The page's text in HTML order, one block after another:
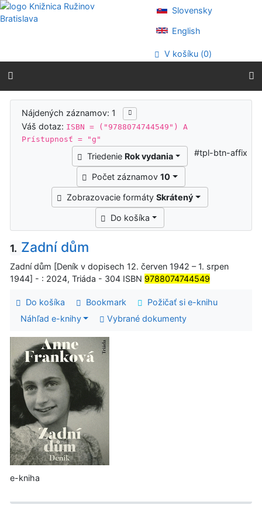
Prejsť na obsah
Prejsť na menu
Prehlásenie o webovej prístupnosti
Slovensky
English
V košíku (0)
Výsledky vyhľadávania
Nájdených záznamov: 1
Váš dotaz: ISBN = ("9788074744549") A
Prístupnosť = "g"
Triedenie Rok vydania
Počet záznamov10
Zobrazovacie formátySkrátený
Do košíka
#tpl-btn-affix
1. Zadní dům
Zadní dům [Deník v dopisech 12. červen 1942 – 1. srpen
1944] - : 2024, Triáda - 304 ISBN 9788074744549
Do košíka Bookmark
Požičať si e-knihu
Náhľad e-knihy
Vybrané dokumenty
e-kniha